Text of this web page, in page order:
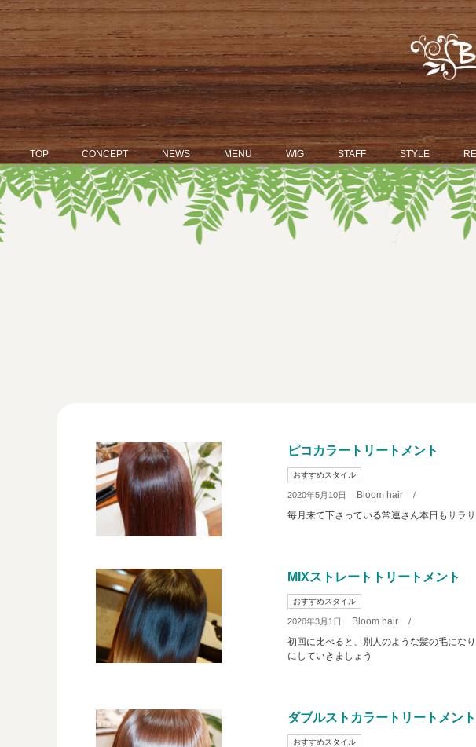
TOP CONCEPT NEWS MENU WIG STAFF STYLE
ピコカラートリートメント
おすすめスタイル
2020年5月10日 Bloom hair /
毎月来て下さっている常連さん本日もサラ
MIXストレートトリートメント
おすすめスタイル
2020年3月1日 Bloom hair /
初回に比べると、別人のような髪の毛にな
にしていきましょう
ダブルストカラートリートメント
おすすめスタイル